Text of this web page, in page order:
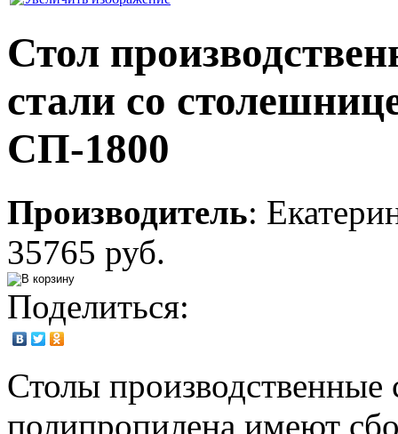
Стол
стали со
СП-1800
Производитель:
35765 руб.
Поделиться:
Столы производственные
полипропилена имеют